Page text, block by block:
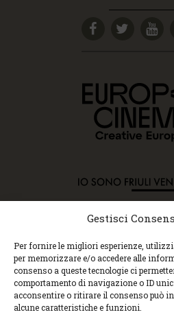
Gestisci
Per fornire le migliori esperienze,
per memorizzare e/o accedere alle
consenso a queste tecnologie ci
comportamento di navigazione o ID
acconsentire o ritirare il consenso può
alcune caratteristiche e funzioni.
Copyright © 2015 Cec, Tutti i
contenuto può essere copiato o
sito approvi la Policy sulla
contenuti.
Centro espressioni
33100 Udine | tel. 0432 299545